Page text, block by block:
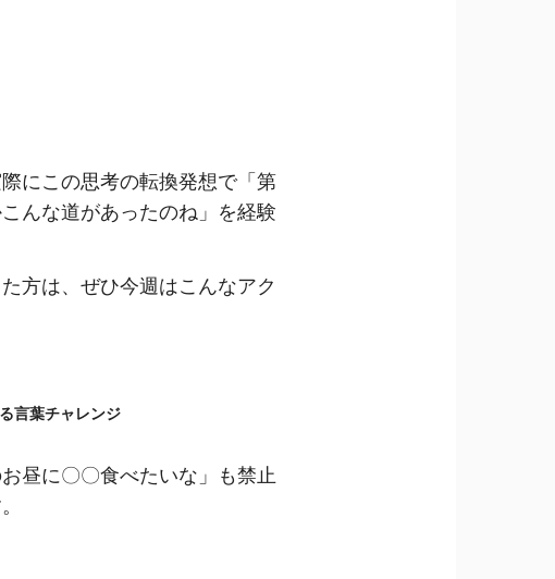
にこの思考の転換発想で「第
んな道があったのね」を経験
方は、ぜひ今週はこんなアク
言葉チャレンジ
昼に〇〇食べたいな」も禁止